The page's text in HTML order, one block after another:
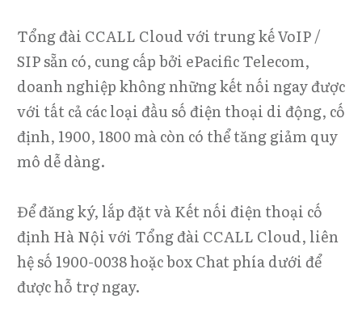
Tổng đài CCALL Cloud với trung kế VoIP /
SIP sẵn có, cung cấp bởi ePacific Telecom,
doanh nghiệp không những kết nối ngay được
với tất cả các loại đầu số điện thoại di động, cố
định, 1900, 1800 mà còn có thể tăng giảm quy
mô dễ dàng.
Để đăng ký, lắp đặt và Kết nối điện thoại cố
định Hà Nội với Tổng đài CCALL Cloud, liên
hệ số 1900-0038 hoặc box Chat phía dưới để
được hỗ trợ ngay.